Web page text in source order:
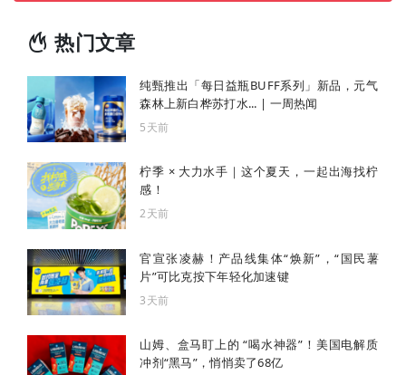
热门文章
纯甄推出「每日益瓶BUFF系列」新品，元气
森林上新白桦苏打水... | 一周热闻
5天前
柠季 × 大力水手｜这个夏天，一起出海找柠
感！
2天前
官宣张凌赫！产品线集体“焕新”，“国民薯
片”可比克按下年轻化加速键
3天前
山姆、盒马盯上的 “喝水神器”！美国电解质
冲剂“黑马”，悄悄卖了68亿